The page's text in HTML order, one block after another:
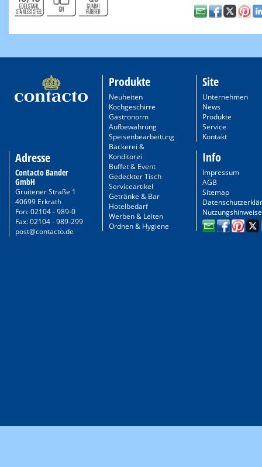
Adresse
Contacto Bander
GmbH
Gruitener Straße 1
40699 Erkrath
Fon: 02104 - 989-0
Fax: 02104 - 989-299
post@contacto.de
Produkte
Neuheiten
Kochgeschirre
Gastronorm
Aufbewahrung
Speisenbearbeitung
Bäckerei &
Konditorei
Buffet & Event
Gedeckter Tisch
Serviceartikel
Getränke & Bar
Hotelbedarf
Werben & Leiten
Ordnen & Hygiene
Site
Unternehmen
News
Produkte
Service
Kontakt
Info
Impressum
AGB
Sitemap
Nutzungshinweise